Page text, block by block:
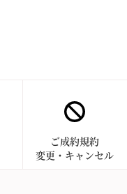
ご成約規約
変更・キャンセル